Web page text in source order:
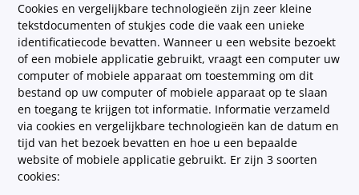
Cookies en vergelijkbare technologieën zijn zeer kleine
tekstdocumenten of stukjes code die vaak een unieke
identificatiecode bevatten. Wanneer u een website bezoekt
of een mobiele applicatie gebruikt, vraagt een computer uw
computer of mobiele apparaat om toestemming om dit
bestand op uw computer of mobiele apparaat op te slaan
en toegang te krijgen tot informatie. Informatie verzameld
via cookies en vergelijkbare technologieën kan de datum en
tijd van het bezoek bevatten en hoe u een bepaalde
website of mobiele applicatie gebruikt. Er zijn 3 soorten
cookies: